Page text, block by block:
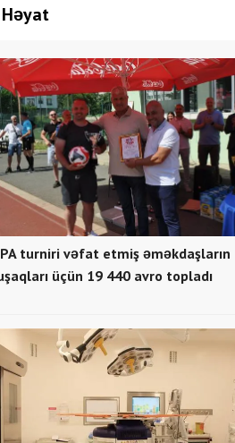
Həyat
turniri vəfat etmiş əməkdaşların
üçün 19 440 avro topladı